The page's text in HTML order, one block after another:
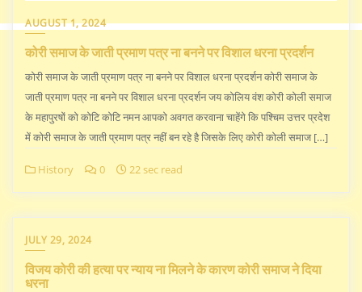
AUGUST 1, 2024
कोरी समाज के जाती प्रमाण पत्र ना बनने पर विशाल धरना प्रदर्शन
कोरी समाज के जाती प्रमाण पत्र ना बनने पर विशाल धरना प्रदर्शन कोरी समाज के
जाती प्रमाण पत्र ना बनने पर विशाल धरना प्रदर्शन जय कोलिय वंश कोरी कोली समाज
के महापुरषों को कोटि कोटि नमन आपको अवगत करवाना चाहेंगे कि पश्चिम उत्तर प्रदेश
में कोरी समाज के जाती प्रमाण पत्र नहीं बन रहे है जिसके लिए कोरी कोली समाज […]
History 0 22 sec read
JULY 29, 2024
विजय कोरी की हत्या पर न्याय ना मिलने के कारण कोरी समाज ने दिया
धरना